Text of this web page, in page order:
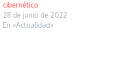
cibernético
28 de junio de 2022
En «Actualidad»